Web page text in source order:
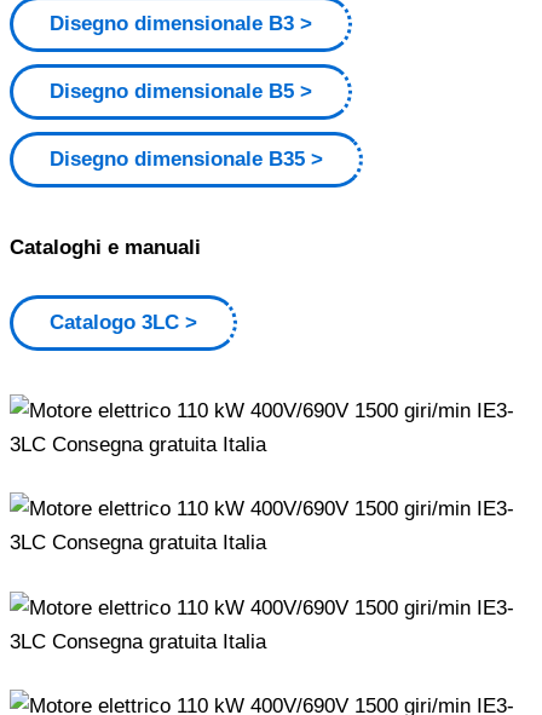
Disegno dimensionale B3
Disegno dimensionale B5
Disegno dimensionale B35
Cataloghi e manuali
Catalogo 3LC